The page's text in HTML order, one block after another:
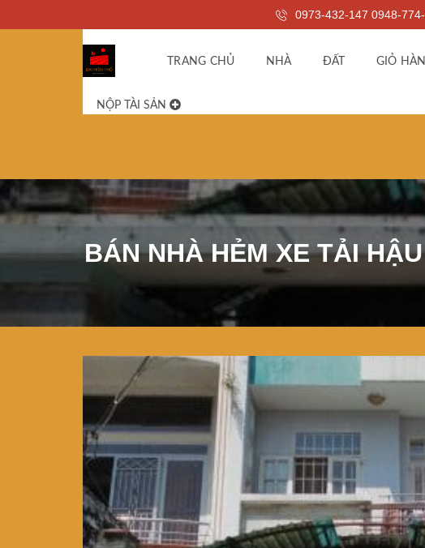
0973-432-147 0948-
TRANG CHỦ NHÀ ĐẤT GIỎ
NỘP TÀI SẢN
BÁN NHÀ HẺM XE TẢI